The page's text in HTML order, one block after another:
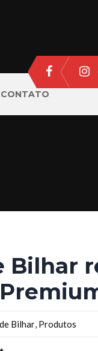
CONTATO
Bilhar
Bilhar,Produtos